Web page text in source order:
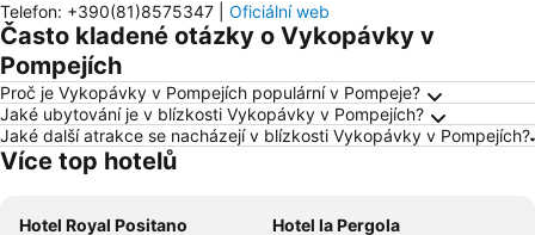
Telefon: +390(81)8575347 Oficiální web
Často kladené otázky o Vykopávky v
Pompejích
Proč je Vykopávky v Pompejích populární v Pompeje?
Jaké ubytování je v blízkosti Vykopávky v Pompejích?
Jaké další atrakce se nacházejí v blízkosti Vykopávky v Pompejích?
Více top hotelů
Hotel Royal Positano
Hotel la Pergola